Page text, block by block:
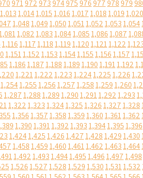
971972973974975976977978979
1,0131,0141,0151,0161,0171,0181,0191,020
1,0481,0491,0501,0511,0521,0531,054
1,0821,0831,0841,0851,0861,087
1,1161,1171,1181,1191,1201,1211,122
1,1511,1521,1531,1541,1551,1561,157
1,1861,1871,1881,1891,1901,1911,192
1,2211,2221,2231,2241,2251,226
1,2541,2551,2561,2571,2581,2591,260
1,2871,2881,2891,2901,2911,2921,293
1,3221,3231,3241,3251,3261,3271,328
1,3561,3571,3581,3591,3601,3611,362
1,3901,3911,3921,3931,3941,3951,396
1,4241,4251,4261,4271,4281,4291,430
1,4581,4591,4601,4611,4621,4631,464
1,4921,4931,4941,4951,4961,4971,498
1,5261,5271,5281,5291,5301,5311,532